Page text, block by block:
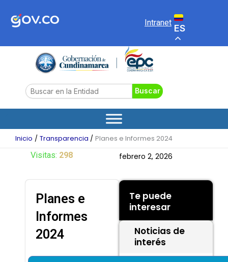
Intranet
ES
Search Buscar
Inicio Transparencia Planes e Informes 2024
febrero 2, 2026
Te puede
interesar
Noticias de
interés
Visitas: 298
Planes e
Informes
2024